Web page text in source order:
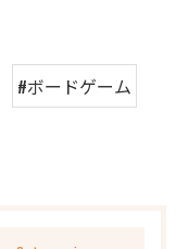
#ボードゲーム